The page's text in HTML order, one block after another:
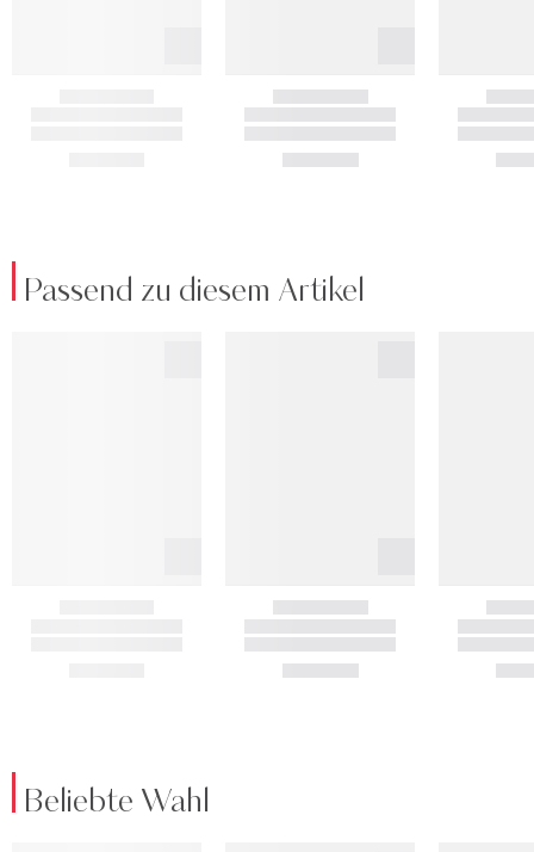
Passend zu diesem Artikel
Beliebte Wahl